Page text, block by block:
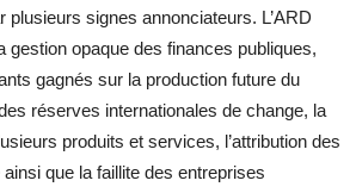
signes annonciateurs. L’ARD
gestion opaque des finances publiques,
gagnés sur la production future du
réserves internationales de change, la
produits et services, l’attribution des
que la faillite des entreprises